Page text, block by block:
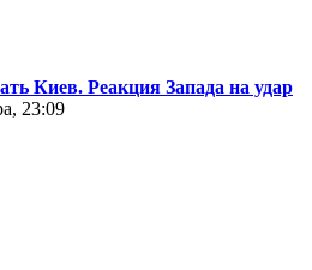
Киев. Реакция Запада на удар
23:09